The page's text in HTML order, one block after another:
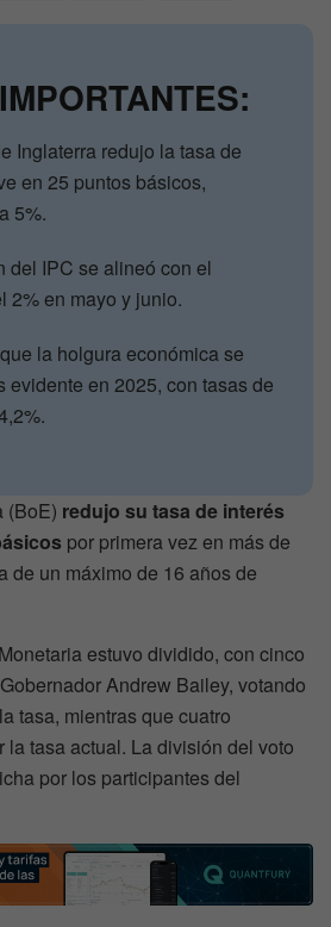
Inglaterra redujo la tasa de
en 25 puntos básicos,
5%.
del IPC se alineó con el
2% en mayo y junio.
la holgura económica se
evidente en 2025, con tasas de
(BoE) redujo su tasa de interés
por primera vez en más de
de un máximo de 16 años de
estuvo dividido, con cinco
Andrew Bailey, votando
tasa, mientras que cuatro
la tasa actual. La división del voto
por los participantes del